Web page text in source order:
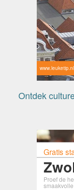
www.leuketip.nl
Ontdek
Gratis
Proef de